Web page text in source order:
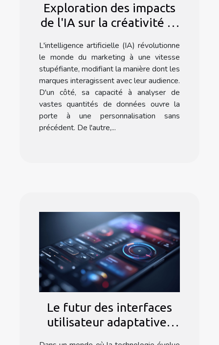
Exploration des impacts
de l'IA sur la créativité et
L'intelligence artificielle (IA) révolutionne
le monde du marketing à une vitesse
stupéfiante, modifiant la manière dont les
marques interagissent avec leur audience.
D'un côté, sa capacité à analyser de
vastes quantités de données ouvre la
porte à une personnalisation sans
précédent. De l'autre,...
Le futur des interfaces
utilisateur adaptatives